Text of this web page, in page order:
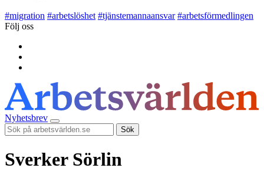
#migration #arbetslöshet #tjänstemannaansvar #arbetsförmedlingen
Följ oss
Nyhetsbrev
Sök
Sverker Sörlin